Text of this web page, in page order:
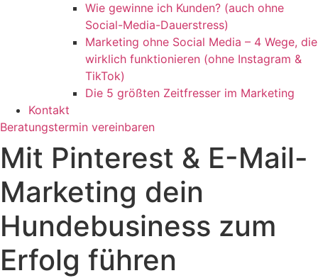
Wie gewinne ich Kunden? (auch ohne
Social-Media-Dauerstress)
Marketing ohne Social Media – 4 Wege, die
wirklich funktionieren (ohne Instagram &
TikTok)
Die 5 größten Zeitfresser im Marketing
Kontakt
Beratungstermin vereinbaren
Mit Pinterest & E-Mail-
Marketing dein
Hundebusiness zum
Erfolg führen